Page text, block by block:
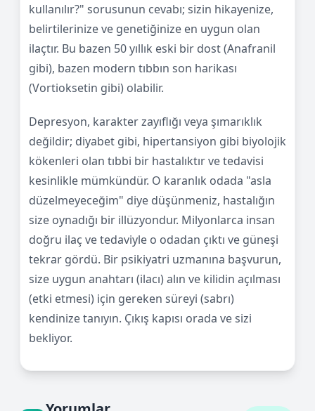
kullanılır?" sorusunun cevabı; sizin hikayenize,
belirtilerinize ve genetiğinize en uygun olan
ilaçtır. Bu bazen 50 yıllık eski bir dost (Anafranil
gibi), bazen modern tıbbın son harikası
(Vortioksetin gibi) olabilir.
Depresyon, karakter zayıflığı veya şımarıklık
değildir; diyabet gibi, hipertansiyon gibi biyolojik
kökenleri olan tıbbi bir hastalıktır ve tedavisi
kesinlikle mümkündür. O karanlık odada "asla
düzelmeyeceğim" diye düşünmeniz, hastalığın
size oynadığı bir illüzyondur. Milyonlarca insan
doğru ilaç ve tedaviyle o odadan çıktı ve güneşi
tekrar gördü. Bir psikiyatri uzmanına başvurun,
size uygun anahtarı (ilacı) alın ve kilidin açılması
(etki etmesi) için gereken süreyi (sabrı)
kendinize tanıyın. Çıkış kapısı orada ve sizi
bekliyor.